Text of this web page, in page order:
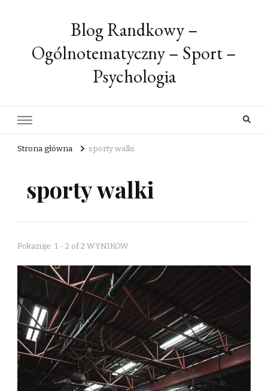
Blog Randkowy –
Ogólnotematyczny – Sport –
Psychologia
Strona główna sporty walki
sporty walki
Pokazuje: 1 - 2 of 2 WYNIKÓW